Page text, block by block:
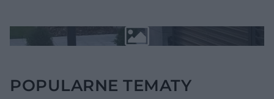
POPULARNE TEMATY